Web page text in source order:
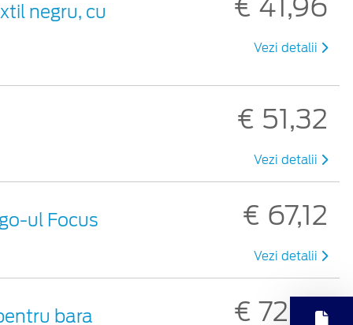
negru, cu
€ 41,96
Vezi detalii
€ 51,32
Vezi detalii
ul Focus € 67,12
Vezi detalii
bara
€ 72,70